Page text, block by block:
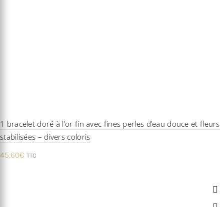
1 bracelet doré à l’or fin avec fines perles d’eau douce et fleurs
stabilisées – divers coloris
45,60€ TTC